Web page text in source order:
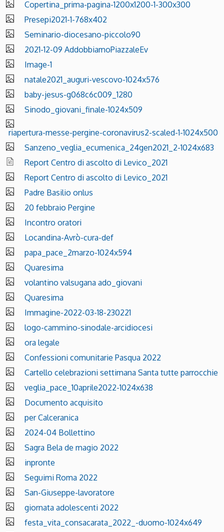
Copertina_prima-pagina-1200x1200-1-300x300
Presepi2021-1-768x402
Seminario-diocesano-piccolo90
2021-12-09 AddobbiamoPiazzaleEv
Image-1
natale2021_auguri-vescovo-1024x576
baby-jesus-g068c6c009_1280
Sinodo_giovani_finale-1024x509
riapertura-messe-pergine-coronavirus2-scaled-1-1024x500
Sanzeno_veglia_ecumenica_24gen2021_2-1024x683
Report Centro di ascolto di Levico_2021
Report Centro di ascolto di Levico_2021
Padre Basilio onlus
20 febbraio Pergine
Incontro oratori
Locandina-Avrò-cura-def
papa_pace_2marzo-1024x594
Quaresima
volantino valsugana ado_giovani
Quaresima
Immagine-2022-03-18-230221
logo-cammino-sinodale-arcidiocesi
ora legale
Confessioni comunitarie Pasqua 2022
Cartello celebrazioni settimana Santa tutte parrocchie
veglia_pace_10aprile2022-1024x638
Documento acquisito
per Calceranica
2024-04 Bollettino
Sagra Bela de magio 2022
inpronte
Seguimi Roma 2022
San-Giuseppe-lavoratore
giornata adolescenti 2022
festa_vita_consacarata_2022_-duomo-1024x649